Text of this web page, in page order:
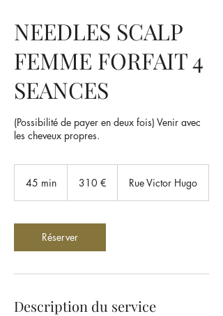
NEEDLES SCALP
FEMME FORFAIT 4
SEANCES
(Possibilité de payer en deux fois) Venir avec
les cheveux propres.
45 min
i
n
310 € Rue Victor Hugo
Réserver
Description du service